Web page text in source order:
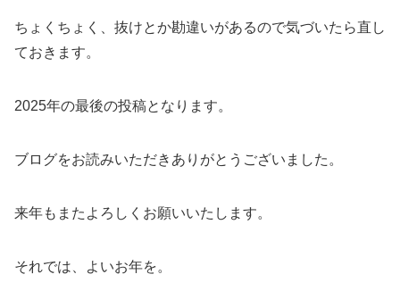
ちょくちょく、抜けとか勘違いがあるので気づいたら直し
ておきます。
2025年の最後の投稿となります。
ブログをお読みいただきありがとうございました。
来年もまたよろしくお願いいたします。
それでは、よいお年を。